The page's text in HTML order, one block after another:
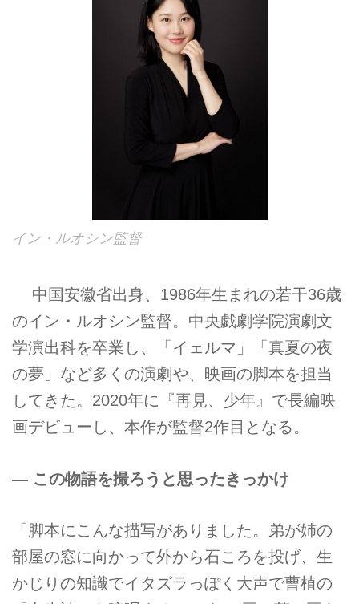
イン・ルオシン監督
中国安徽省出身、1986年生まれの若干36歳
のイン・ルオシン監督。中央戯劇学院演劇文
学演出科を卒業し、「イェルマ」「真夏の夜
の夢」など多くの演劇や、映画の脚本を担当
してきた。2020年に『再見、少年』で長編映
画デビューし、本作が監督2作目となる。
― この物語を撮ろうと思ったきっかけ
「脚本にこんな描写がありました。弟が姉の
部屋の窓に向かって外から石ころを投げ、生
かじりの知識でイタズラっぽく大声で曹植の